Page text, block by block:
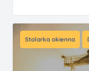
Stolarka okienna